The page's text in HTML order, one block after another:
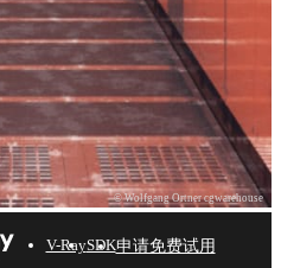
© Wolfgang Ortner cgwarehouse
V-RaySDK申请免费试用